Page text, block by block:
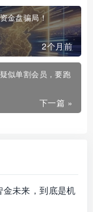
金盘骗局！
2个月前
似单割会员，要跑
下一篇 »
金未来，到底是机